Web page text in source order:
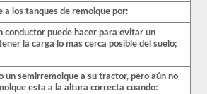
a los tanques de remolque por:
conductor puede hacer para evitar un
la carga lo mas cerca posible del suelo;
un semirremolque a su tractor, pero aún no
esta a la altura correcta cuando: